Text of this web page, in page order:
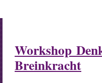
Workshop
Breinkracht